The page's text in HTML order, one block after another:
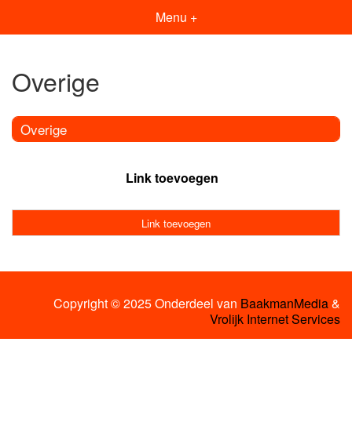
Menu +
Overige
Overige
Link toevoegen
Link toevoegen
Copyright © 2025 Onderdeel van BaakmanMedia&
Vrolijk Internet Services